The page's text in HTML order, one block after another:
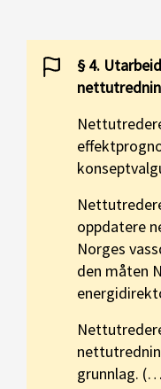
§ 4.
oppdatere
Norges
den måten
grunnlag.